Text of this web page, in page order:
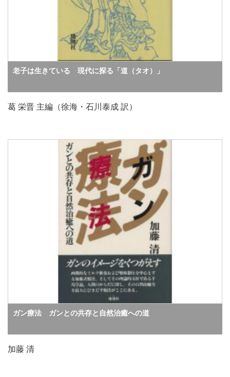
老子は生きている 現代に探る「道（タオ）」
葛 栄晋 主編（徐海・石川泰成 訳）
ガン療法 ガンとの共存と自然治癒への道
加藤 清